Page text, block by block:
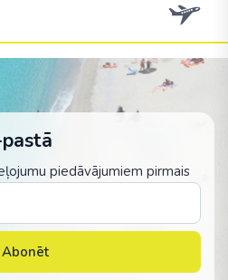
piedāvājumiem pirmais
Abonēt